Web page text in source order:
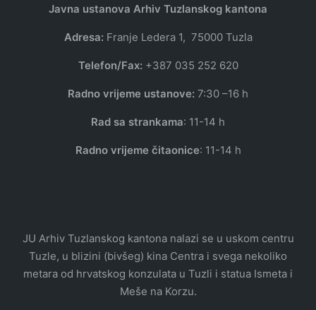
Javna ustanova Arhiv Tuzlanskog kantona
Adresa: Franje Ledera 1, 75000 Tuzla
Telefon/Fax: +387 035 252 620
Radno vrijeme ustanove: 7:30 –16 h
Rad sa strankama: 11-14 h
Radno vrijeme čitaonice: 11-14 h
JU Arhiv Tuzlanskog kantona nalazi se u uskom centru
Tuzle, u blizini (bivšeg) kina Centra i svega nekoliko
metara od hrvatskog konzulata u Tuzli i statua Ismeta i
Meše na Korzu.